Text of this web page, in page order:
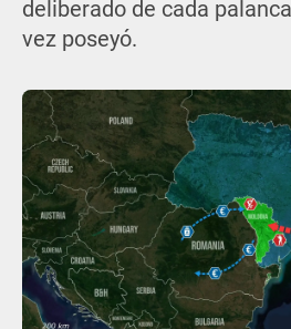
deliberado de cada
vez poseyó.